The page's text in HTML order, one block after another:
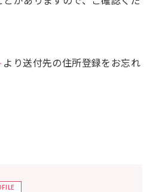
より送付先の住所登録をお忘れ